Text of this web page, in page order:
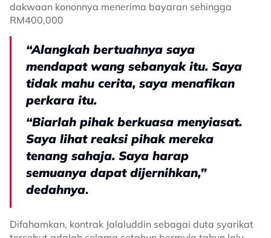
dakwaan kononnya menerima bayaran sehingga
RM400,000
“Alangkah bertuahnya saya
mendapat wang sebanyak itu. Saya
tidak mahu cerita, saya menafikan
perkara itu.
“Biarlah pihak berkuasa menyiasat.
Saya lihat reaksi pihak mereka
tenang sahaja. Saya harap
semuanya dapat dijernihkan,”
dedahnya.
Difahamkan, kontrak Jalaluddin sebagai duta syarikat